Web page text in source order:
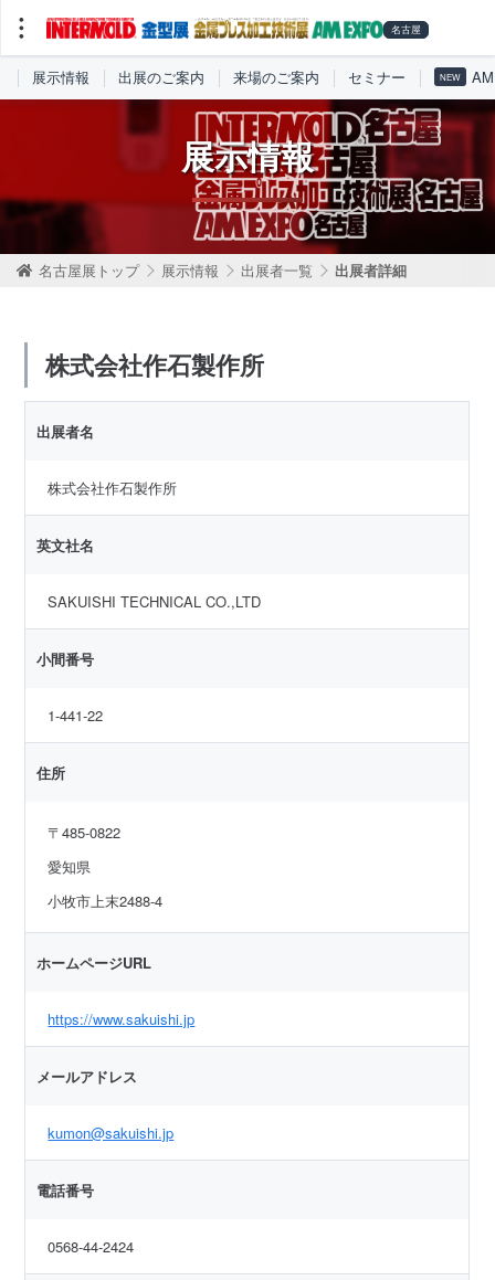
展示情報 出展のご案内 来場のご案内 セミナー NEW
展示情報
名古屋展トップ 展示情報 出展者一覧 出展者詳細
株式会社作石製作所
出展者名
株式会社作石製作所
英文社名
SAKUISHI TECHNICAL CO.,LTD
小間番号
1-441-22
住所
〒485-0822
愛知県
小牧市上末2488-4
ホームページURL
https://www.sakuishi.jp
メールアドレス
kumon@sakuishi.jp
電話番号
0568-44-2424